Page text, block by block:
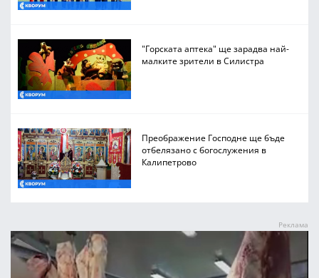
"Горската аптека" ще зарадва най-
малките зрители в Силистра
Преображение Господне ще бъде
отбелязано с богослужения в
Калипетрово